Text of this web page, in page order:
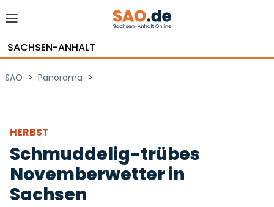
SACHSEN-ANHALT
SAO > Panorama >
HERBST
Schmuddelig-trübes
Novemberwetter in
Sachsen